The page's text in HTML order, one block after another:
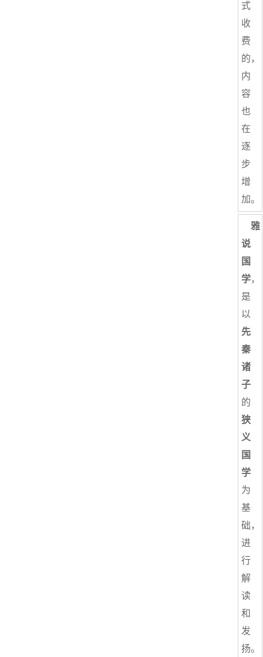
式
收
费
的，
内
容
也
在
逐
步
增
加。
雅
说
国
学，
是
以
先
秦
诸
子
的
狭
义
国
学
为
基
础，
进
行
解
读
和
发
扬。